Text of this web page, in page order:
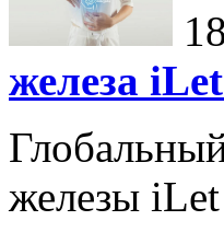
железа
железы